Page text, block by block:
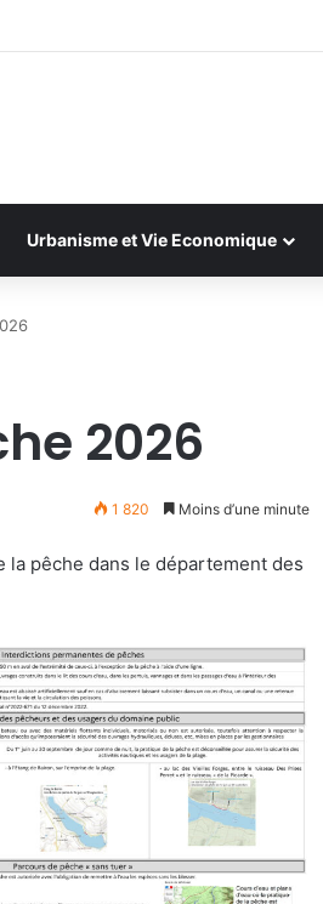
Urbanisme et Vie Economique
2026
1 820 Moins d’une minute
pêche dans le département des